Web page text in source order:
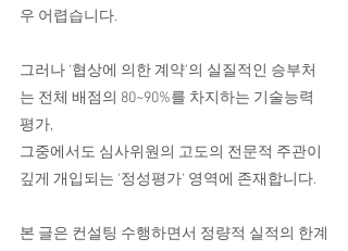
우 어렵습니다.
그러나 '협상에 의한 계약'의 실질적인 승부처
는 전체 배점의 80~90%를 차지하는 기술능력
평가,
그중에서도 심사위원의 고도의 전문적 주관이
깊게 개입되는 '정성평가' 영역에 존재합니다.
본 글은 컨설팅 수행하면서 정량적 실적의 한계